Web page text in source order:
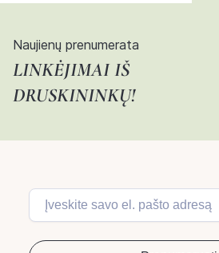
Naujienų prenumerata
LINKĖJIMAI IŠ
DRUSKININKŲ!